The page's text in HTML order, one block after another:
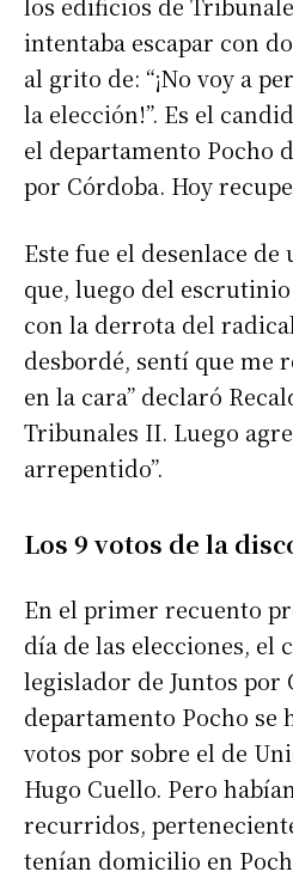
intentaba escapar con
al grito de: “¡No voy a
la elección!”. Es el
el departamento Pocho
por Córdoba. Hoy
Este fue el desenlace
que, luego del
con la derrota del
desbordé, sentí que me
en la cara” declaró
Tribunales II. Luego
arrepentido”.
Los 9 votos de la
En el primer recuento
día de las elecciones, el
legislador de Juntos por
departamento Pocho se
votos por sobre el de
Hugo Cuello. Pero
recurridos,
tenían domicilio en